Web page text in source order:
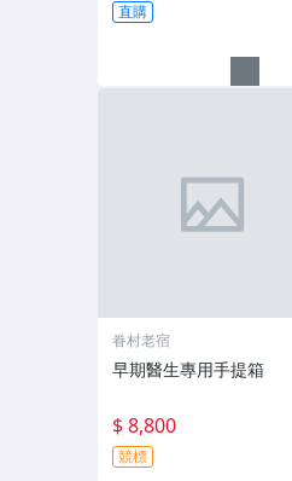
直購
眷村老宿
早期醫生專用手提箱
$ 8,800
競標